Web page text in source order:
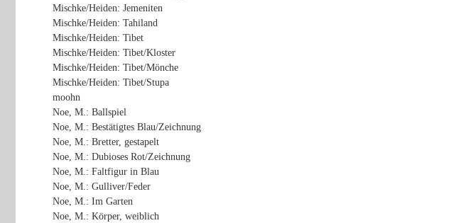
Mischke/Heiden: Jemeniten
Mischke/Heiden: Tahiland
Mischke/Heiden: Tibet
Mischke/Heiden: Tibet/Kloster
Mischke/Heiden: Tibet/Mönche
Mischke/Heiden: Tibet/Stupa
moohn
Noe, M.: Ballspiel
Noe, M.: Bestätigtes Blau/Zeichnung
Noe, M.: Bretter, gestapelt
Noe, M.: Dubioses Rot/Zeichnung
Noe, M.: Faltfigur in Blau
Noe, M.: Gulliver/Feder
Noe, M.: Im Garten
Noe, M.: Körper, weiblich